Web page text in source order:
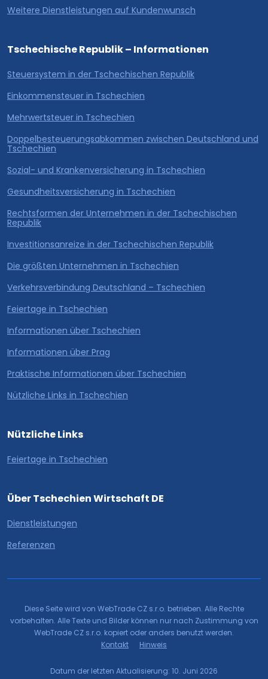
Weitere Dienstleistungen auf Kundenwunsch
Tschechische Republik – Informationen
Steuersystem in der Tschechischen Republik
Einkommensteuer in Tschechien
Mehrwertsteuer in Tschechien
Doppelbesteuerungsabkommen zwischen Deutschland und
Tschechien
Sozial- und Krankenversicherung in Tschechien
Gesundheitsversicherung in Tschechien
Rechtsformen der Unternehmen in der Tschechischen
Republik
Investitionsanreize in der Tschechischen Republik
Die größten Unternehmen in Tschechien
Verkehrsverbindung Deutschland – Tschechien
Feiertage in Tschechien
Informationen über Tschechien
Informationen über Prag
Praktische Informationen über Tschechien
Nützliche Links in Tschechien
Nützliche Links
Feiertage in Tschechien
Über Tschechien Wirtschaft DE
Dienstleistungen
Referenzen
Diese Seite wird von WebTrade CZ s.r.o. betrieben. Alle Rechte
vorbehalten. Alle Texte und Bilder können nur nach Zustimmung von
WebTrade CZ s.r.o. kopiert oder anders benutzt werden.
Kontakt
Hinweis
Datum der letzten Aktualisierung: 10. Juni 2026